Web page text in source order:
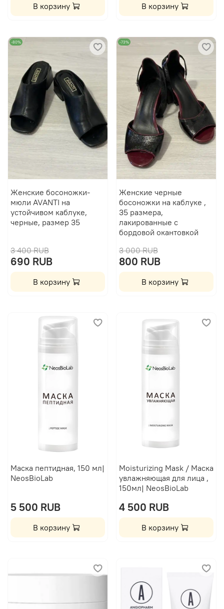
В корзину В корзину
-80%
Женские босоножки-
мюли AVANTI на
устойчивом каблуке,
черные, размер 35
3 400 RUB
690 RUB
В корзину
-73%
Женские черные
босоножки на каблуке ,
35 размера,
лакированные с
бордовой окантовкой
3 000 RUB
800 RUB
В корзину
Маска пептидная, 150 мл|
NeosBioLab
5 500 RUB
В корзину
Moisturizing Mask / Маска
увлажняющая для лица ,
150мл| NeosBioLab
4 500 RUB
В корзину